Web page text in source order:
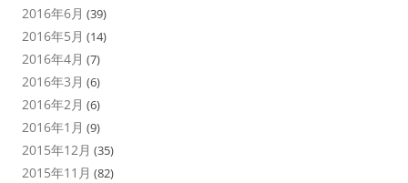
2016年6月 (39)
2016年5月 (14)
2016年4月 (7)
2016年3月 (6)
2016年2月 (6)
2016年1月 (9)
2015年12月 (35)
2015年11月 (82)